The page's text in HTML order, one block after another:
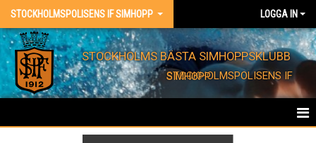
STOCKHOLMSPOLISENS IF SIMHOPP LOGGA IN
STOCKHOLMS BÄSTA SIMHOPPSKLUBB
STOCKHOLMSPOLISENS IF SIMHOPP